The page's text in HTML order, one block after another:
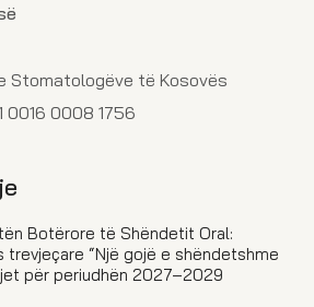
Stomatologëve të Kosovës
0016 0008 1756
Botërore të Shëndetit Oral:
“Një gojë e shëndetshme
për periudhën 2027–2029